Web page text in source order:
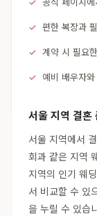
편한 복장과
계약 시 필요
예비 배우자
서울 지역 결혼
서울 지역에서
회과 같은 지역
지역의 인기 웨
서 비교할 수 있
을 누릴 수 있습